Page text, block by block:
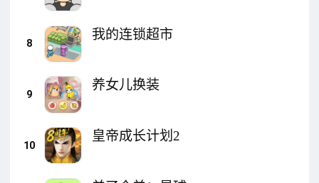
8
我的连锁超市
9
养女儿换装
10
皇帝成长计划2